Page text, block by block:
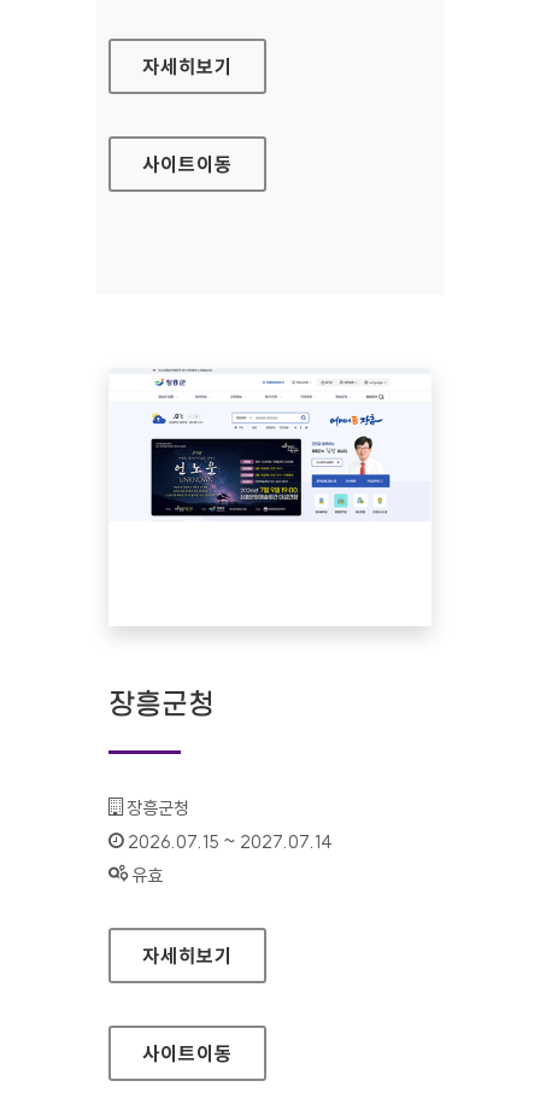
보성군청
자세히보기
사이트이동
장흥군청
기관명 :
장흥군청
인증기간 :
2026.07.15 ~ 2027.07.14
상태 :
유효
장흥군청
자세히보기
사이트이동